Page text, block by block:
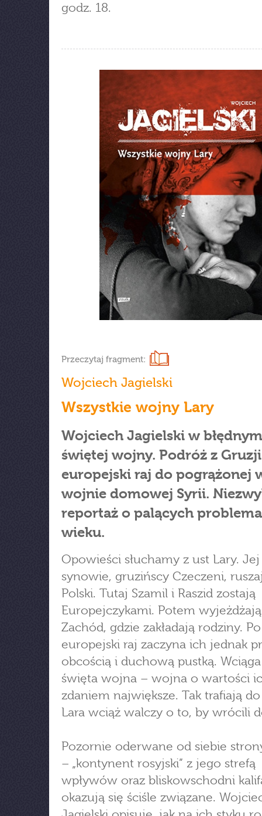
godz. 18.
Przeczytaj fragment:
Wojciech Jagielski
Wszystkie wojny Lary
Wojciech Jagielski w
świętej wojny. Podróż z
europejski raj do pogrążonej
wojnie domowej Syrii.
reportaż o palących
wieku.
Opowieści słuchamy z ust Lary. Jej
synowie, gruzińscy Czeczeni,
Polski. Tutaj Szamil i Raszid zostają
Europejczykami. Potem
Zachód, gdzie zakładają rodziny.
europejski raj zaczyna ich jednak
obcością i duchową pustką.
święta wojna – wojna o wartości
zdaniem największe. Tak trafiają
Lara wciąż walczy o to, by wrócili
Pozornie oderwane od siebie
– „kontynent rosyjski” z jego strefą
wpływów oraz bliskowschodni
okazują się ściśle związane.